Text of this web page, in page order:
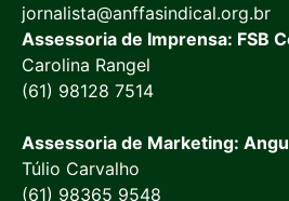
jornalista@anffasindical.org.br
Assessoria de Imprensa: FSB
Carolina Rangel
(61) 98128 7514
Assessoria de Marketing:
Túlio Carvalho
(61) 98365 9548